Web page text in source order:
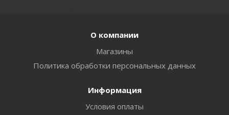
О компании
Магазины
Политика обработки персональных данных
Информация
Условия оплаты